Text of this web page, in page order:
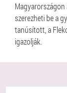
szerezheti be a
tanúsított, a
igazolják.